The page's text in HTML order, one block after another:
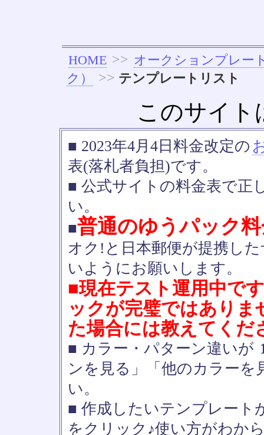
HOME >> オークションプレー
ク）
>> テンプレートリスト
このサイト
■ 2023年4月4日料金改定の
表(落札者負担)です。
■ 公式サイトの料金表で正
い。
■普通のゆうパック
オク!と日本郵便が提携し
いようにお願いします。
■現在テスト運用中で
ックが完璧ではあり
た場合には教えてくだ
■ カラー・パターン違いが
ンを見る」「他のカラー
い。
■ 作成したいテンプレート
をクリック♪使い方がわか